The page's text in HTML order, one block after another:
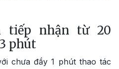
tiếp nhận từ 20
phút
chưa đầy 1 phút thao tác